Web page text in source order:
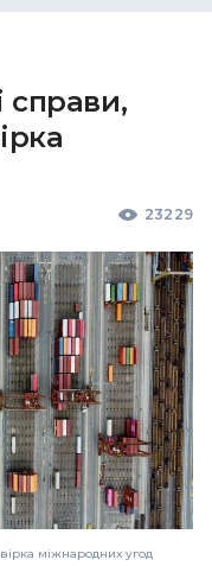
справи,
23229
міжнародних угод